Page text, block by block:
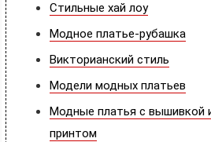
Стильные хай лоу
Модное платье-рубашка
Викторианский стиль
Модели модных платьев
Модные платья с вышивкой
принтом